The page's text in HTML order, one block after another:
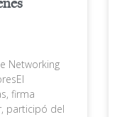
Networking
firma
participó del